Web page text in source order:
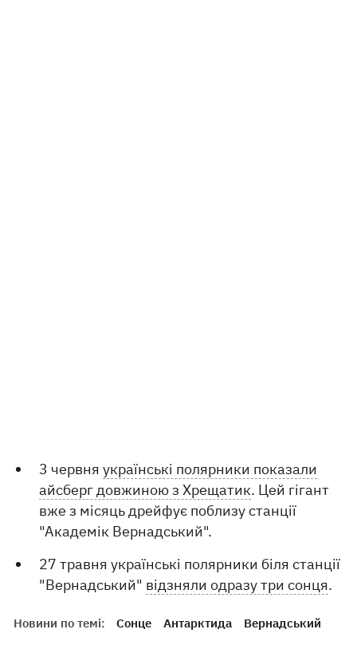
3 червняукраїнські полярники показали
айсберг довжиною з Хрещатик. Цей гігант
вже з місяць дрейфує поблизу станції
"Академік Вернадський".
27 травня українські полярники біля станції
"Вернадський" відзняли одразу три сонця.
Новини по темі: Сонце Антарктида Вернадський